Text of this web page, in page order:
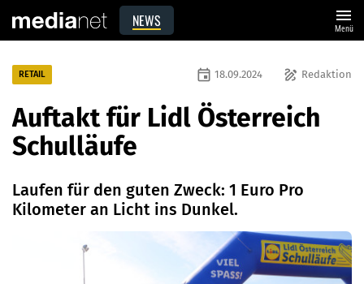
NEWS menu
Menü
RETAIL draw Redaktion
event 18.09.2024
Auftakt für Lidl Österreich
Schulläufe
Laufen für den guten Zweck: 1 Euro Pro
Kilometer an Licht ins Dunkel.